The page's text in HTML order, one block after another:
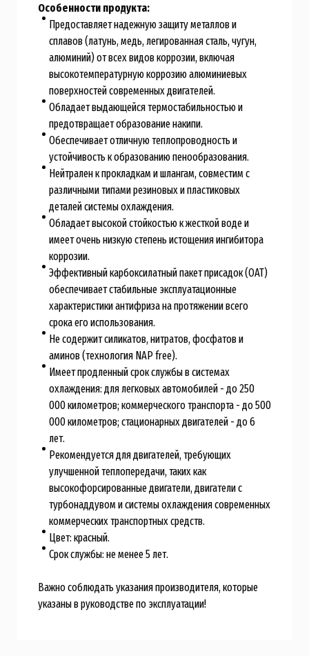
Особенности продукта:
Предоставляет надежную защиту металлов и
сплавов (латунь, медь, легированная сталь, чугун,
алюминий) от всех видов коррозии, включая
высокотемпературную коррозию алюминиевых
поверхностей современных двигателей.
Обладает выдающейся термостабильностью и
предотвращает образование накипи.
Обеспечивает отличную теплопроводность и
устойчивость к образованию пенообразования.
Нейтрален к прокладкам и шлангам, совместим с
различными типами резиновых и пластиковых
деталей системы охлаждения.
Обладает высокой стойкостью к жесткой воде и
имеет очень низкую степень истощения ингибитора
коррозии.
Эффективный карбоксилатный пакет присадок (OAT)
обеспечивает стабильные эксплуатационные
характеристики антифриза на протяжении всего
срока его использования.
Не содержит силикатов, нитратов, фосфатов и
аминов (технология NAP free).
Имеет продленный срок службы в системах
охлаждения: для легковых автомобилей - до 250
000 километров; коммерческого транспорта - до 500
000 километров; стационарных двигателей - до 6
лет.
Рекомендуется для двигателей, требующих
улучшенной теплопередачи, таких как
высокофорсированные двигатели, двигатели с
турбонаддувом и системы охлаждения современных
коммерческих транспортных средств.
Цвет: красный.
Срок службы: не менее 5 лет.
Важно соблюдать указания производителя, которые
указаны в руководстве по эксплуатации!